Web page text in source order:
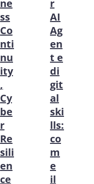
ne
ss
Co
nti
nu
ity
,
Cy
be
r
Re
sili
en
ce
r
AI
Ag
en
t e
di
git
al
ski
lls:
co
m
e
il